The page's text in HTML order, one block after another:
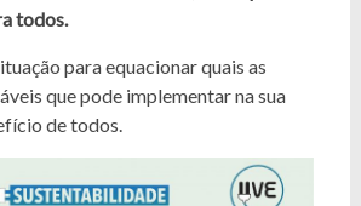
todos.
para equacionar quais as
que pode implementar na sua
de todos.